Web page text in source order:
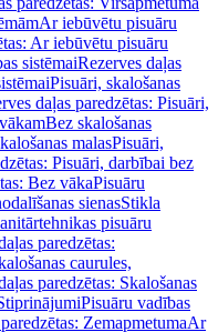
Ar iebūvētu pisuāru
Ar iebūvētu pisuāru
sistēmaiRezerves daļas
Pisuāri, skalošanas
daļas paredzētas: Pisuāri,
Bez skalošanas
malasPisuāri,
Pisuāri, darbībai bez
Bez vākaPisuāru
sienasStikla
pisuāru
paredzētas:
caurules,
paredzētas: Skalošanas
Pisuāru vadības
ZemapmetumaAr